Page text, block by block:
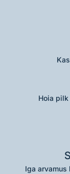
Hoia
Iga arvamus